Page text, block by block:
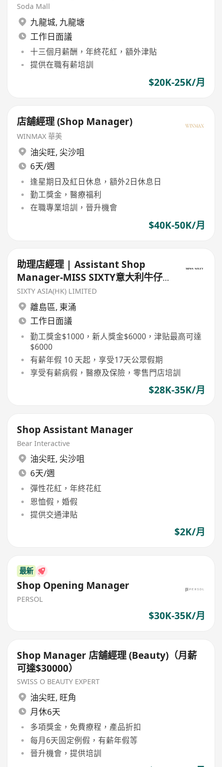
Soda Mall
九龍城, 九龍塘
工作日面議
十三個月薪酬，年終花紅，額外津貼
提供在職有薪培訓
$20K-25K/月
店舖經理 (Shop Manager)
WINMAX 華美
油尖旺, 尖沙咀
6天/週
逢星期日及紅日休息，額外2日休息日
勤工獎金，醫療福利
在職專業培訓，晉升機會
$40K-50K/月
助理店經理 | Assistant Shop
Manager-MISS SIXTY意大利牛仔
品牌
SIXTY ASIA(HK) LIMITED
離島區, 東涌
工作日面議
勤工獎金$1000，新人獎金$6000，津贴最高可達
$6000
有薪年假 10 天起，享受17天公眾假期
享受有薪病假，醫療及保險，零售門店培訓
$28K-35K/月
Shop Assistant Manager
Bear Interactive
油尖旺, 尖沙咀
6天/週
彈性花紅，年終花紅
恩恤假，婚假
提供交通津貼
$2K/月
最新
Shop Opening Manager
PERSOL
$30K-35K/月
Shop Manager 店舖經理 (Beauty)（月薪
可達$30000）
SWISS O BEAUTY EXPERT
油尖旺, 旺角
月休6天
多項獎金，免費療程，產品折扣
每月6天固定例假，有薪年假等
晉升機會，提供培訓